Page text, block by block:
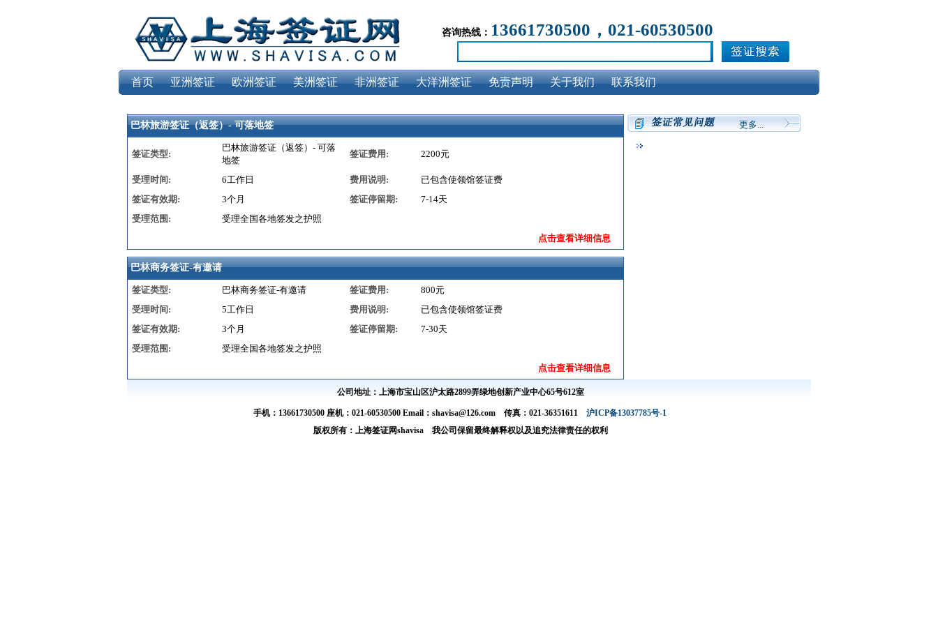
咨询热线： 13661730500，021-60530500
首页 亚洲签证 欧洲签证 美洲签证 非洲签证 大洋洲签证 免责声明 关于我们 联系我们
巴林旅游签证（返签）- 可落地签
签证类型:
巴林旅游签证（返签）- 可落
地签
签证费用: 2200元
受理时间: 6工作日 费用说明:
已包含使领馆签证费
签证有效期:
3个月 签证停留期:
7-14天
受理范围:
受理全国各地签发之护照
点击查看详细信息
巴林商务签证-有邀请
签证类型: 巴林商务签证-有邀请 签证费用:
800元
受理时间:
5工作日 费用说明:
已包含使领馆签证费
签证有效期:
3个月 签证停留期:
7-30天
受理范围:
受理全国各地签发之护照
点击查看详细信息
更多...
公司地址：上海市宝山区沪太路2899弄绿地创新产业中心65号612室
手机：13661730500 座机：021-60530500 Email：shavisa@126.com 传真：021-36351611 沪ICP备13037785号-1
版权所有：上海签证网shavisa 我公司保留最终解释权以及追究法律责任的权利